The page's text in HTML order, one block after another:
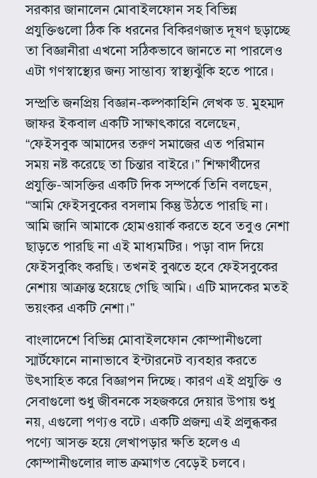
সরকার জানালেন মোবাইলফোন সহ বিভিন্ন
প্রযুক্তিগুলো ঠিক কি ধরনের বিকিরণজাত দূষণ ছড়াচ্ছে
তা বিজ্ঞানীরা এখনো সঠিকভাবে জানতে না পারলেও
এটা গণস্বাস্থ্যের জন্য সাম্ভাব্য স্বাস্থ্যঝুঁকি হতে পারে।
সম্প্রতি জনপ্রিয় বিজ্ঞান-কল্পকাহিনি লেখক ড. মুহম্মদ
জাফর ইকবাল একটি সাক্ষাৎকারে বলেছেন,
“ফেইসবুক আমাদের তরুণ সমাজের এত পরিমান
সময় নষ্ট করেছে তা চিন্তার বাইরে।” শিক্ষার্থীদের
প্রযুক্তি-আসক্তির একটি দিক সম্পর্কে তিনি বলছেন,
“আমি ফেইসবুকের বসলাম কিন্তু উঠতে পারছি না।
আমি জানি আমাকে হোমওয়ার্ক করতে হবে তবুও নেশা
ছাড়তে পারছি না এই মাধ্যমটির। পড়া বাদ দিয়ে
ফেইসবুকিং করছি। তখনই বুঝতে হবে ফেইসবুকের
নেশায় আক্রান্ত হয়েছে গেছি আমি। এটি মাদকের মতই
ভয়ংকর একটি নেশা।”
বাংলাদেশে বিভিন্ন মোবাইলফোন কোম্পানীগুলো
স্মার্টফোনে নানাভাবে ইন্টারনেট ব্যবহার করতে
উৎসাহিত করে বিজ্ঞাপন দিচ্ছে। কারণ এই প্রযুক্তি ও
সেবাগুলো শুধু জীবনকে সহজকরে দেয়ার উপায় শুধু
নয়, এগুলো পণ্যও বটে। একটি প্রজন্ম এই প্রলুব্ধকর
পণ্যে আসক্ত হয়ে লেখাপড়ার ক্ষতি হলেও এ
কোম্পানীগুলোর লাভ ক্রমাগত বেড়েই চলবে।